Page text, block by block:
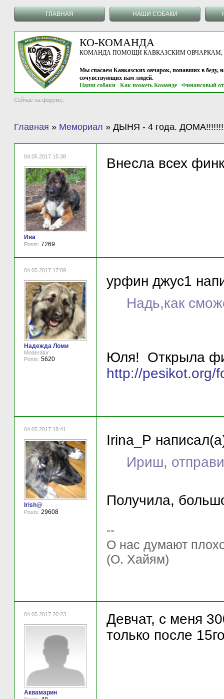
ГЛАВНАЯ НАШИ СОБАКИ
КО-КОМАНДА
КОМАНДА ПОМОЩИ КАВКАЗСКИМ ОВЧАРКАМ, г.
Мы спасаем Кавказских овчарок, попавших в беду,
сочувствующих нам людей.
Наши собаки
Как помочь Команде Финансовый
Сейчас на форуме:
Главная » Мемориал » ДЫНЯ - 4 года.
04.05.2017 15:38
Ива
Posts: 7269
Внесла всех
04.05.2017 17:09
Надежда Ломи
Moderator
Posts: 5620
урфин джус1
Надь,как
Юля! Открыла
http://pesikot.org/
04.05.2017 18:41
Irish@
Posts: 29608
Irina_P
Ириш,
Получила,
--
О нас думают
(О. Хайям)
04.05.2017 20:23
Аквамарин
Девчат, с меня
только после